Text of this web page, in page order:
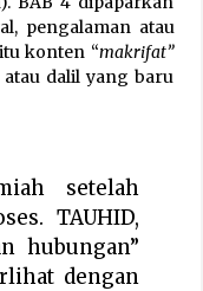
pengalaman atau
konten “makrifat”
dalil yang baru
setelah
TAUHID,
hubungan”
dengan